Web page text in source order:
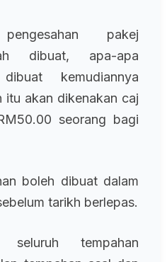
pakej
dibuat, apa-apa
kemudiannya
itu akan dikenakan caj
seorang bagi
boleh dibuat dalam
tarikh berlepas.
tempahan